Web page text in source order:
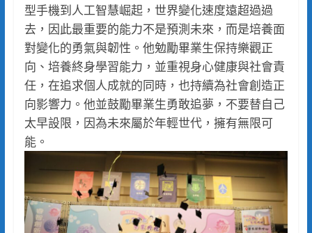
型手機到人工智慧崛起，世界變化速度遠超過過
去，因此最重要的能力不是預測未來，而是培養面
對變化的勇氣與韌性。他勉勵畢業生保持樂觀正
向、培養終身學習能力，並重視身心健康與社會責
任，在追求個人成就的同時，也持續為社會創造正
向影響力。他並鼓勵畢業生勇敢追夢，不要替自己
太早設限，因為未來屬於年輕世代，擁有無限可
能。